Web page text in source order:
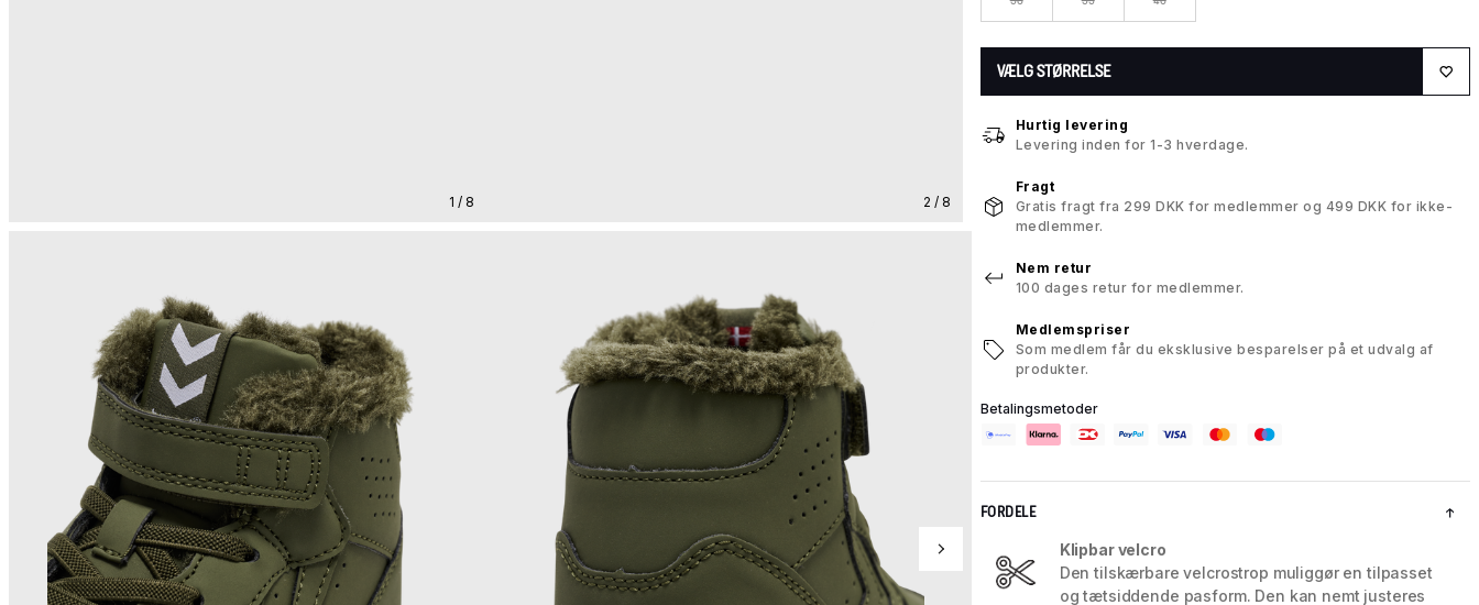
1 / 8 2 / 8
VÆLG STØRRELSE
Hurtig levering
Levering inden for 1-3 hverdage.
Fragt
Gratis fragt fra 299 DKK for medlemmer og 499 DKK for ikke-
medlemmer.
Nem retur
100 dages retur for medlemmer.
Medlemspriser
Som medlem får du eksklusive besparelser på et udvalg af
produkter.
Betalingsmetoder
FORDELE
Klipbar velcro
Den tilskærbare velcrostrop muliggør en tilpasset
og tætsiddende pasform. Den kan nemt justeres